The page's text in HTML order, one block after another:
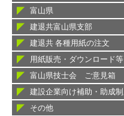
富山県
建退共富山県支部
建退共 各種用紙の注文
用紙販売・ダウンロード等
富山県技士会 ご意見箱
建設企業向け補助・助成
その他